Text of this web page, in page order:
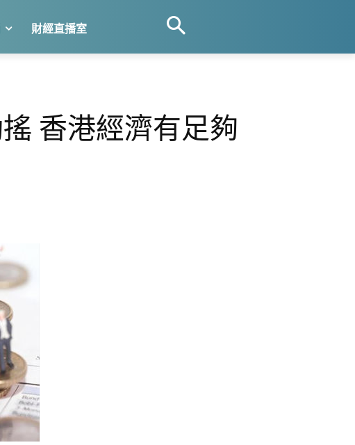
財經直播室
香港經濟有足夠